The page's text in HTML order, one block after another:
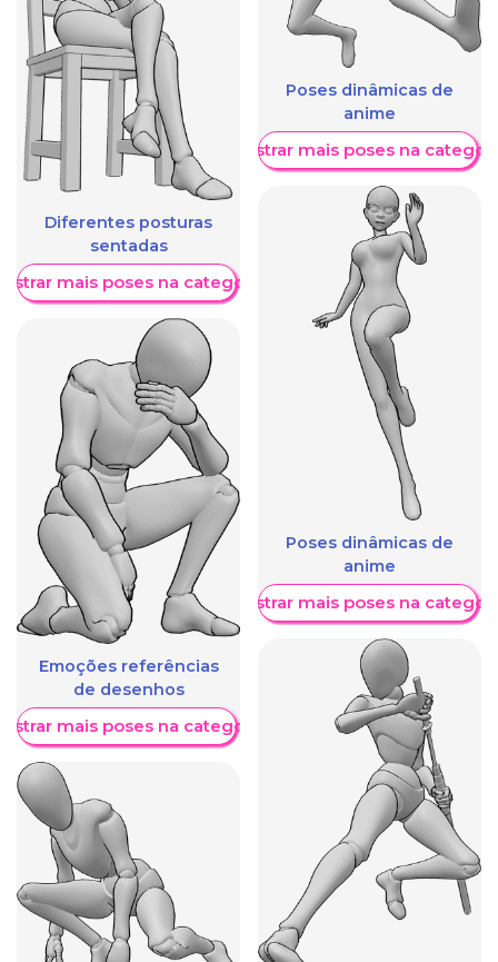
Diferentes posturas
sentadas
mais poses na categoria
Emoções referências
de desenhos
mais poses na categoria
Poses dinâmicas de
anime
Mostrar mais poses na
Poses dinâmicas de
anime
Mostrar mais poses na